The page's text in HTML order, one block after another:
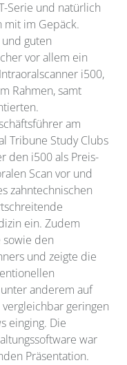
Serie und natürlich
mit im Gepäck.
guten
vor allem ein
i500,
Rahmen, samt
am
Tribune Study Clubs
den i500 als Preis-
Scan vor und
zahntechnischen
ein. Zudem
den
und zeigte die
anderem auf
geringen
einging. Die
war
Präsentation.